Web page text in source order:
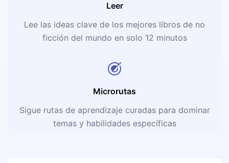
Leer
Lee las ideas clave de los mejores libros de no
ficción del mundo en solo 12 minutos
Microrutas
Sigue rutas de aprendizaje curadas para dominar
temas y habilidades específicas